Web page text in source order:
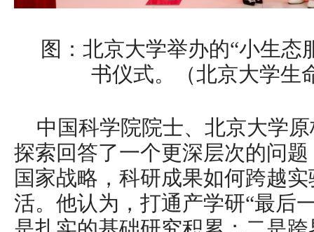
图：北京大学举办的“小生态
书仪式。（北京大学生
中国科学院院士、北京大学
探索回答了一个更深层次的问
国家战略，科研成果如何跨越
活。他认为，打通产学研“最后